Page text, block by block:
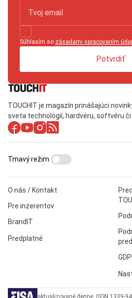
Súhlasím so zásadami spracovaním
Potvrdiť
TOUCHIT je magazín prinášajúci
sveta technológií, hardvéru, softvéru
O nás / Kontakt
Pre inzerentov
BrandIT
Predplatné
Tmavý režim
aktualizované denne: ISSN 1339-